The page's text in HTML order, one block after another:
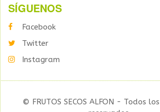
SÍGUENOS
Facebook
Twitter
Instagram
© FRUTOS SECOS ALFON - Todos